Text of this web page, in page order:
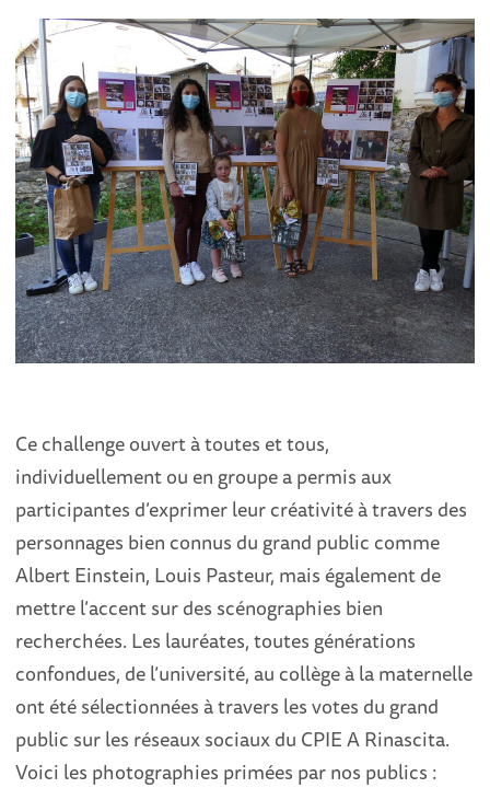
Ce challenge ouvert à toutes et tous,
individuellement ou en groupe a permis aux
participantes d’exprimer leur créativité à travers des
personnages bien connus du grand public comme
Albert Einstein, Louis Pasteur, mais également de
mettre l’accent sur des scénographies bien
recherchées. Les lauréates, toutes générations
confondues, de l’université, au collège à la maternelle
ont été sélectionnées à travers les votes du grand
public sur les réseaux sociaux du CPIE A Rinascita.
Voici les photographies primées par nos publics :